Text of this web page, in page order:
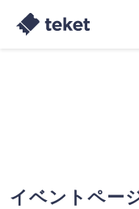
イベントペー